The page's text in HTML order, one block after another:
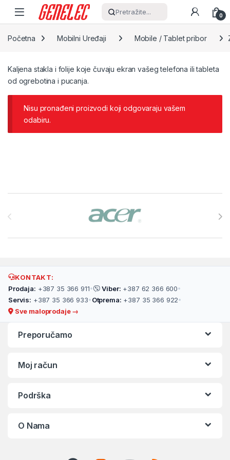
Skip to navigation
Skip to content
Pretražite... 0
Početna Mobilni Uređaji Mobile / Tablet pribor
Kaljena stakla i folije koje čuvaju ekran vašeg telefona ili tableta
od ogrebotina i pucanja.
Nisu pronađeni proizvodi koji odgovaraju vašem
odabiru.
KONTAKT:
Prodaja: +387 35 366 911• Viber: +387 62 366 600•
Servis: +387 35 366 933• Otprema: +387 35 366 922•
Sve maloprodaje →
Preporučamo
Moj račun
Podrška
O Nama